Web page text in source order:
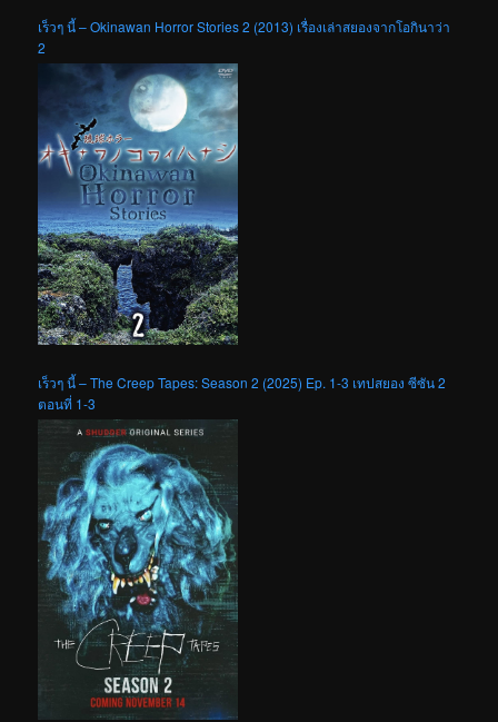
เร็วๆ นี้ – Okinawan Horror Stories 2 (2013) เรื่องเล่าสยองจากโอกินาว่า
2
เร็วๆ นี้ – The Creep Tapes: Season 2 (2025) Ep. 1-3 เทปสยอง ซีซัน 2
ตอนที่ 1-3